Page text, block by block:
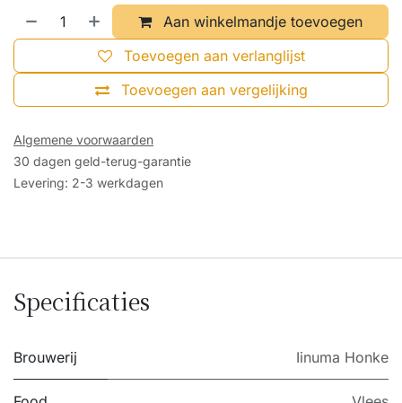
Aan winkelmandje toevoegen
Toevoegen aan vergelijking
Toevoegen aan verlanglijst
Algemene voorwaarden
30 dagen geld-terug-garantie
Levering: 2-3 werkdagen
Specificaties
Brouwerij Iinuma Honke